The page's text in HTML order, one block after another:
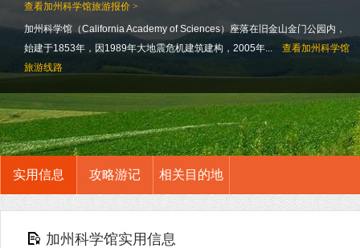
查看加州科学馆旅游报价 >
加州科学馆（California Academy of Sciences）座落在旧金山金门公园内，
始建于1853年，因1989年大地震危机建筑建构，2005年...
查看加州科学馆
旅游线路
实用信息 攻略游记 相关目的地
加州科学馆实用信息